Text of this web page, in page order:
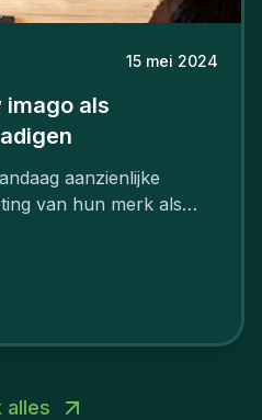
15 mei 2024
imago als
aanzienlijke
van hun merk als
alles